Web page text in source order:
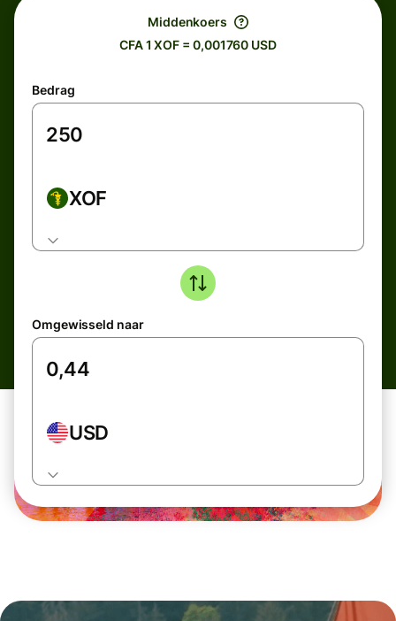
Middenkoers
CFA 1 XOF = 0,001760 USD
Bedrag
XOF
Omgewisseld naar
USD